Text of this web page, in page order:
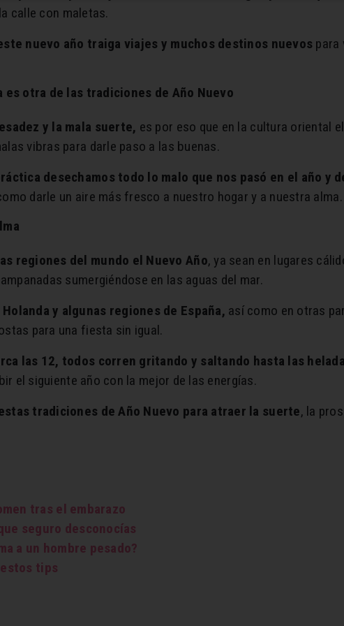
calle con maletas.
nuevo año traiga viajes y muchos destinos nuevos para
es otra de las tradiciones de Año Nuevo
y la mala suerte, es por eso que en la cultura oriental
vibras para darle paso a las buenas.
desechamos todo lo malo que nos pasó en el año y
darle un aire más fresco a nuestro hogar y a nuestra alma.
regiones del mundo el Nuevo Año, ya sean en lugares
sumergiéndose en las aguas del mar.
y algunas regiones de España, así como en otras
para una fiesta sin igual.
las 12, todos corren gritando y saltando hasta las
el siguiente año con la mejor de las energías.
tradiciones de Año Nuevo para atraer la suerte, la
tras el embarazo
seguro desconocías
a un hombre pesado?
tips